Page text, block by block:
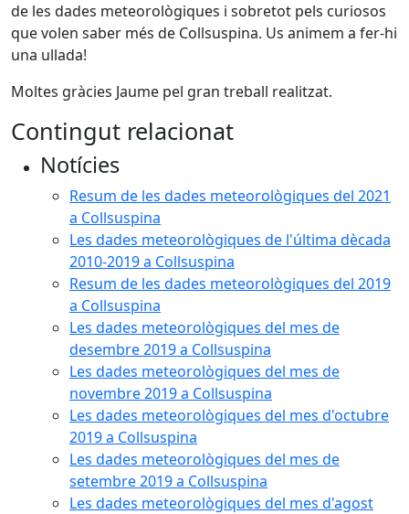
de les dades meteorològiques i sobretot pels curiosos
que volen saber més de Collsuspina. Us animem a fer-hi
una ullada!
Moltes gràcies Jaume pel gran treball realitzat.
Contingut relacionat
Notícies
Resum de les dades meteorològiques del 2021
a Collsuspina
Les dades meteorològiques de l'última dècada
2010-2019 a Collsuspina
Resum de les dades meteorològiques del 2019
a Collsuspina
Les dades meteorològiques del mes de
desembre 2019 a Collsuspina
Les dades meteorològiques del mes de
novembre 2019 a Collsuspina
Les dades meteorològiques del mes d'octubre
2019 a Collsuspina
Les dades meteorològiques del mes de
setembre 2019 a Collsuspina
Les dades meteorològiques del mes d'agost